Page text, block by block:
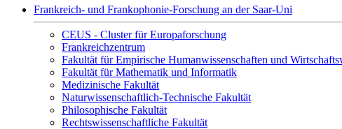
Frankreich- und Frankophonie-Forschung an der Saar-Uni
CEUS - Cluster für Europaforschung
Frankreichzentrum
Fakultät für Empirische Humanwissenschaften und
Fakultät für Mathematik und Informatik
Medizinische Fakultät
Naturwissenschaftlich-Technische Fakultät
Philosophische Fakultät
Rechtswissenschaftliche Fakultät